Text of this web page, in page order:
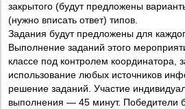
закрытого (будут предложены
(нужно вписать ответ) типов.
Задания будут предложены для
Выполнение заданий этого
классе под контролем координатора,
использование любых источников
решение заданий. Участие
выполнения — 45 минут. Победители